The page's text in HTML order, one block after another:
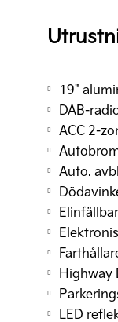
19"
DAB-
ACC 2-
Auto.
Highway
LED